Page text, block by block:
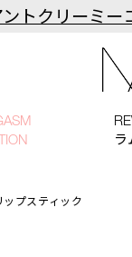
ントクリーミ
ラ
プスティック